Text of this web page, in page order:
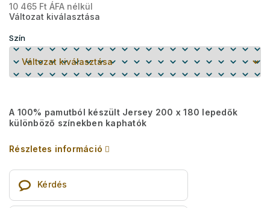
10 465 Ft ÁFA nélkül
Változat kiválasztása
Szín
A 100% pamutból készült Jersey 200 x 180 lepedők
különböző színekben kaphatók
Részletes információ
Kérdés